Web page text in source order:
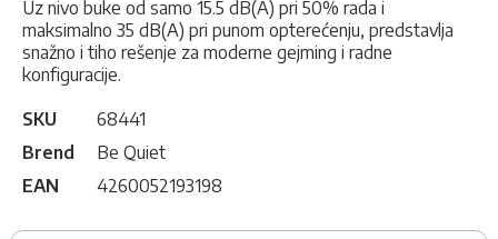
Uz nivo buke od samo 15.5 dB(A) pri 50% rada i
maksimalno 35 dB(A) pri punom opterećenju, predstavlja
snažno i tiho rešenje za moderne gejming i radne
konfiguracije.
SKU
68441
Brend
Be Quiet
EAN
4260052193198